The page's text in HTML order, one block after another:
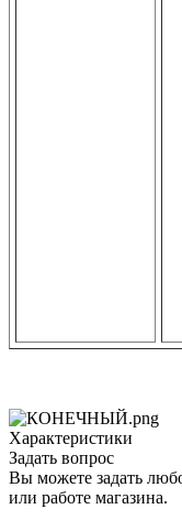
Характеристики
Задать вопрос
Вы можете задать
или работе магазина.